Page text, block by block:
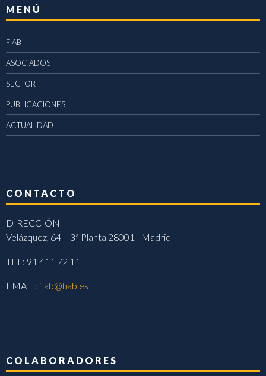
MENÚ
FIAB
ASOCIADOS
SECTOR
PUBLICACIONES
ACTUALIDAD
CONTACTO
DIRECCIÓN
Velázquez, 64 – 3ª Planta 28001 | Madrid
TEL: 91 411 72 11
EMAIL:fiab@fiab.es
COLABORADORES